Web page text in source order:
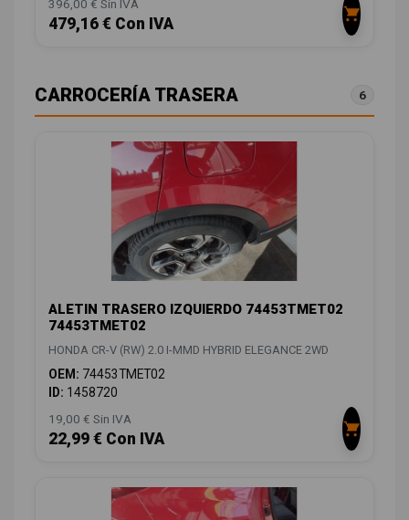
396,00 € Sin IVA
479,16 € Con IVA
CARROCERÍA TRASERA 6
ALETIN TRASERO IZQUIERDO 74453TMET02
74453TMET02
HONDA CR-V (RW) 2.0 I-MMD HYBRID ELEGANCE 2WD
OEM: 74453TMET02
ID: 1458720
19,00 € Sin IVA
22,99 € Con IVA